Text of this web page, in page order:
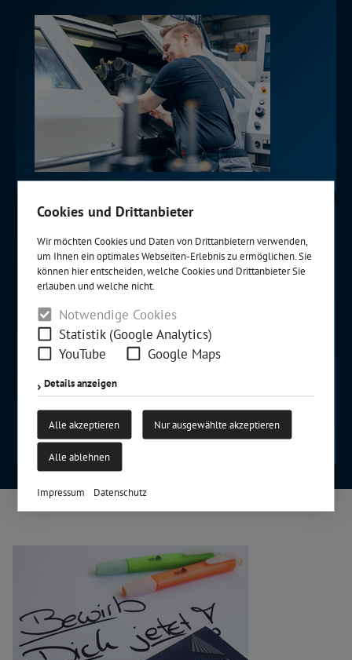
Cookies und Drittanbieter
Wir möchten Cookies und Daten von Drittanbietern verwenden,
um Ihnen ein optimales Webseiten-Erlebnis zu ermöglichen. Sie
können hier entscheiden, welche Cookies und Drittanbieter Sie
erlauben und welche nicht.
Notwendige Cookies
Statistik (Google Analytics)
YouTube
Google Maps
Details anzeigen
Alle akzeptieren Nur ausgewählte akzeptieren
Alle ablehnen
Impressum Datenschutz
Sales Operator (m/w/d)
Bereich Neuanlagen